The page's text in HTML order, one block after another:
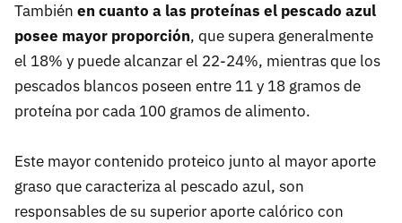
También en cuanto a las proteínas el pescado azul
posee mayor proporción, que supera generalmente
el 18% y puede alcanzar el 22-24%, mientras que los
pescados blancos poseen entre 11 y 18 gramos de
proteína por cada 100 gramos de alimento.
Este mayor contenido proteico junto al mayor aporte
graso que caracteriza al pescado azul, son
responsables de su superior aporte calórico con